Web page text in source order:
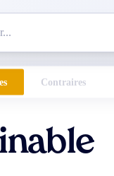
Contraires